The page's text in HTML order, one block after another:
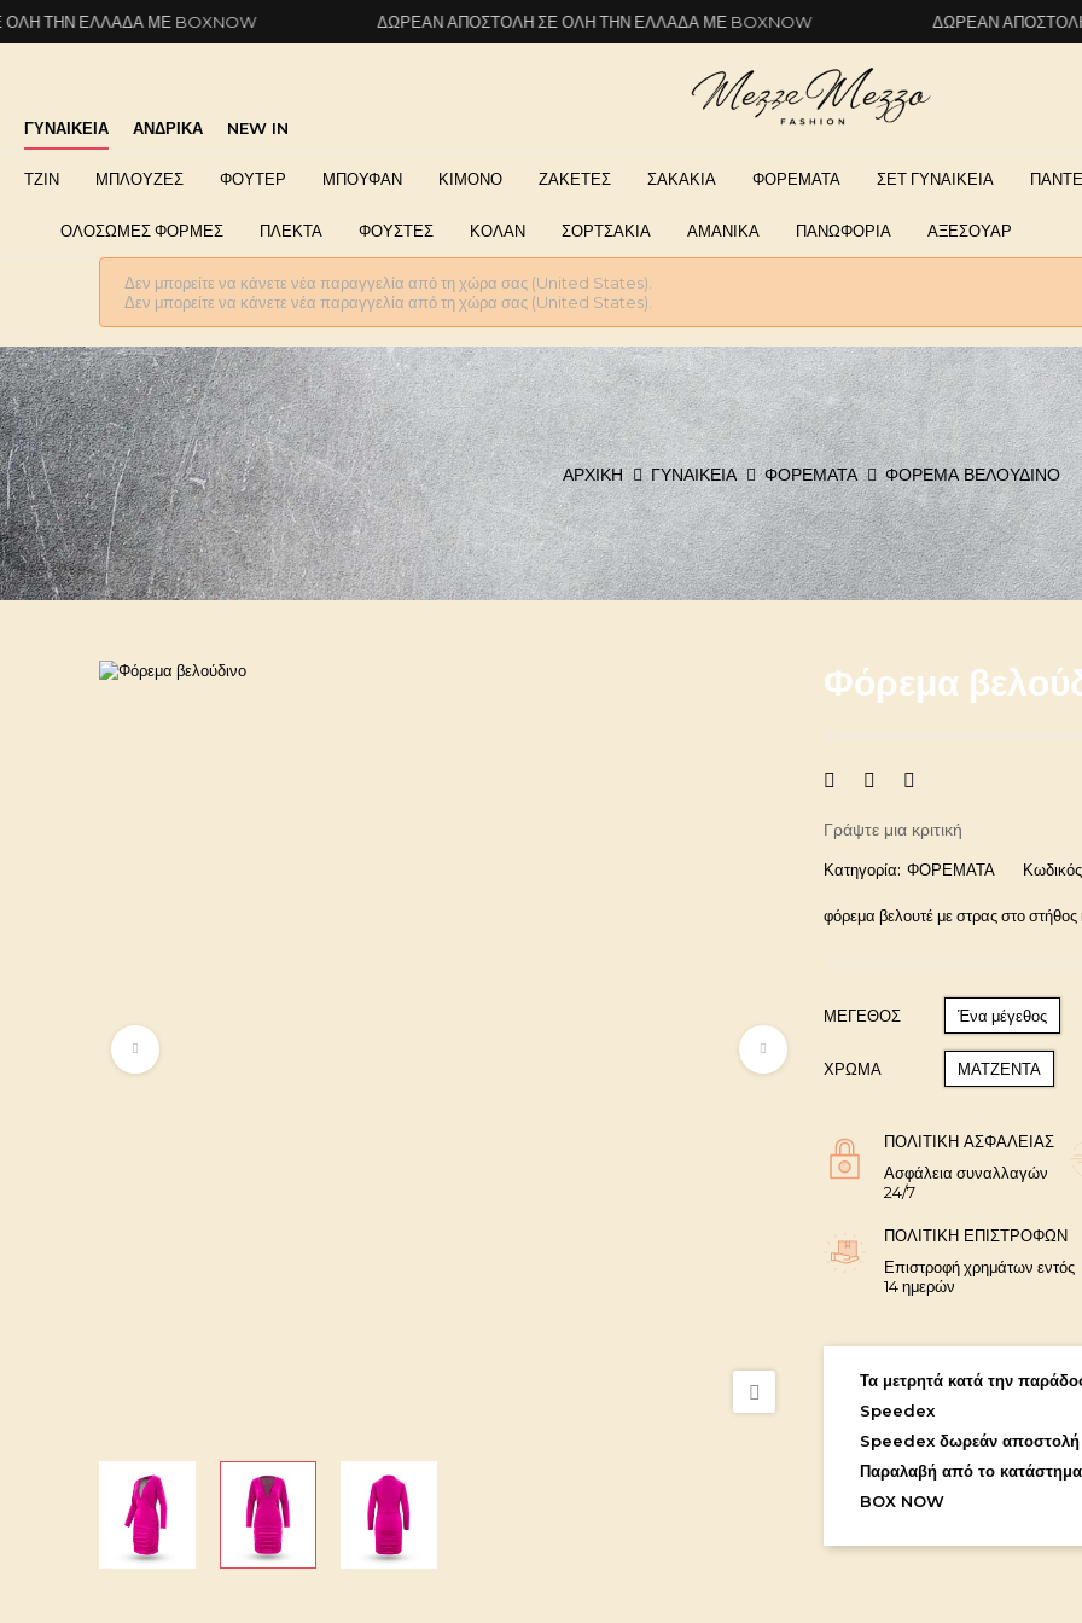
ΜΕ BOXNOW ΔΩΡΕΆΝ ΑΠΟΣΤΟΛΉ ΣΕ ΌΛΗ ΤΗΝ ΕΛΛΆΔΑ ΜΕ BOXNOW ΔΩΡΕΆΝ ΑΠΟΣΤΟΛΉ ΣΕ ΌΛΗ
ΓΥΝΑΙΚΕΙΑ ΑΝΔΡΙΚΑ NEW IN
ΤΖΙΝ ΜΠΛΟΥΖΕΣ ΦΟΥΤΕΡ ΜΠΟΥΦΑΝ ΚΙΜΟΝΟ ΖΑΚΕΤΕΣ ΣΑΚΑΚΙΑ ΦΟΡΕΜΑΤΑ ΣΕΤ ΓΥΝΑΙΚΕΙΑ
ΟΛΟΣΩΜΕΣ ΦΟΡΜΕΣ ΠΛΕΚΤΑ ΦΟΥΣΤΕΣ ΚΟΛΑΝ ΣΟΡΤΣΑΚΙΑ ΑΜΑΝΙΚΑ ΠΑΝΩΦΟΡΙΑ ΑΞΕΣΟΥΑΡ
Δεν μπορείτε να κάνετε νέα παραγγελία από τη χώρα σας (United States).
Δεν μπορείτε να κάνετε νέα παραγγελία από τη χώρα σας (United States).
ΑΡΧΙΚΉ ΓΥΝΑΙΚΕΊΑ ΦΟΡΕΜΑΤΑ ΦΌΡΕΜΑ ΒΕΛΟΎΔΙΝΟ
Φόρεμα
Γράψτε μια κριτική
Κατηγορία: ΦΟΡΕΜΑΤΑ
φόρεμα βελουτέ με στρας στο στήθος
ΜΈΓΕΘΟΣ Ένα μέγεθος
ΧΡΩΜΑ ΜΑΤΖΕΝΤΑ
ΠΟΛΙΤΙΚΉ ΑΣΦΑΛΕΊΑΣ
Ασφάλεια συναλλαγών
24/7
ΠΟΛΙΤΙΚΉ ΕΠΙΣΤΡΟΦΏΝ
Επιστροφή χρημάτων εντός
14 ημερών
Τα μετρητά κατά την
Speedex
Speedex δωρεάν αποστολή
Παραλαβή από το κατάστημα
BOX NOW